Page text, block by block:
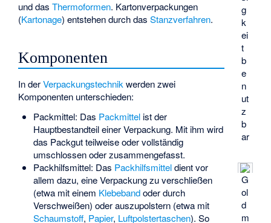
g
k
ei
t
b
e
n
ut
z
b
ar
G
ol
d
m
und dasThermoformen. Kartonverpackungen
(Kartonage) entstehen durch dasStanzverfahren.
Komponenten
In derVerpackungstechnik werden zwei
Komponenten unterschieden:
Packmittel: Das Packmittelist der
Hauptbestandteil einer Verpackung. Mit ihm wird
das Packgut teilweise oder vollständig
umschlossen oder zusammengefasst.
Packhilfsmittel: Das Packhilfsmitteldient vor
allem dazu, eine Verpackung zu verschließen
(etwa mit einem Klebebandoder durch
Verschweißen) oder auszupolstern (etwa mit
Schaumstoff, Papier, Luftpolstertaschen). So